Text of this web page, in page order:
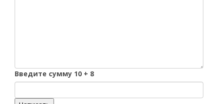
Введите сумму 10 + 8